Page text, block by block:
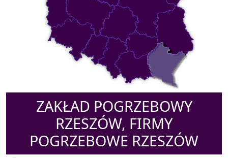
ZAKŁAD POGRZEBOWY
RZESZÓW, FIRMY
POGRZEBOWE RZESZÓW